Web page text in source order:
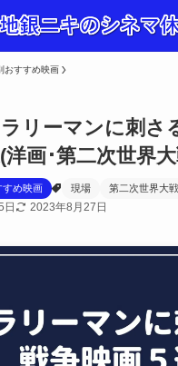
おすすめ映画
リーマンに刺さ
洋画･第二次世界
すめ映画 現場 第二次世界大戦
日 2023年8月27日